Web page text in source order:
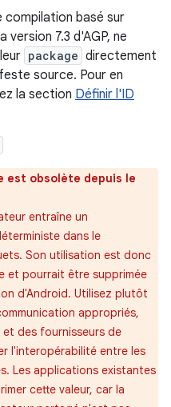
compilation basé sur
version 7.3 d'AGP, ne
package directement
source. Pour en
la section Définir l'ID
est obsolète depuis le
entraîne un
dans le
Son utilisation est donc
et pourrait être supprimée
d'Android. Utilisez plutôt
appropriés,
des fournisseurs de
l'interopérabilité entre les
Les applications existantes
cette valeur, car la